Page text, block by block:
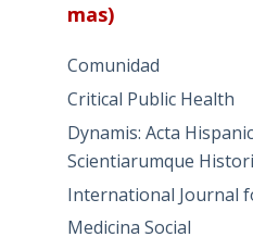
mas)
Comunidad
Critical Public Health
Dynamis: Acta
Scientiarumque
International Journal
Medicina Social